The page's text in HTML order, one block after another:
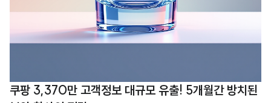
쿠팡 3,370만 고객정보 대규모 유출! 5개월간 방치된